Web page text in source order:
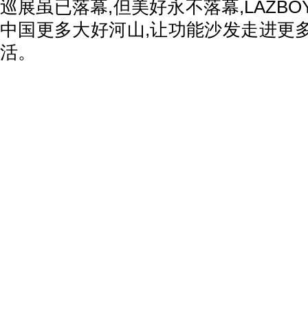
巡展虽已落幕,但美好永不落幕
中国更多大好河山,让功能沙发走进更
活。